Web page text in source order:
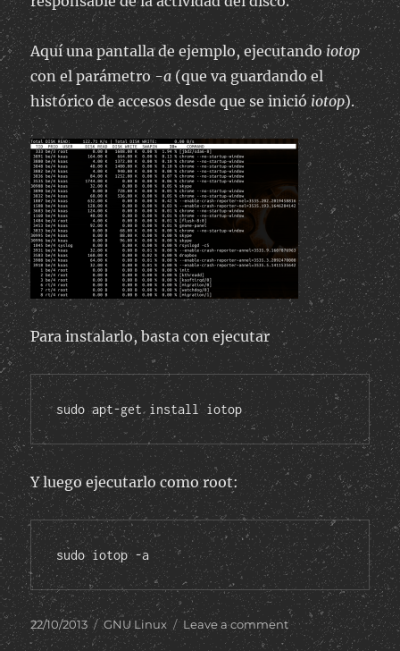
Aquí una pantalla de ejemplo, ejecutandoiotop
con el parámetro-a (que va guardando el
histórico de accesos desde que se inicióiotop).
Para instalarlo, basta con ejecutar
sudo apt-get install iotop
Y luego ejecutarlo como root:
sudo iotop -a
Posted
on
22/10/2013 Categories
GNU Linux Leave a commenton
iotop: